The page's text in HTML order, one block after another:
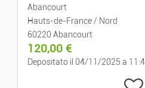
Abancourt
Hauts-de-France / Nord
60220 Abancourt
120,00 €
Depositato il 04/11/2025 a